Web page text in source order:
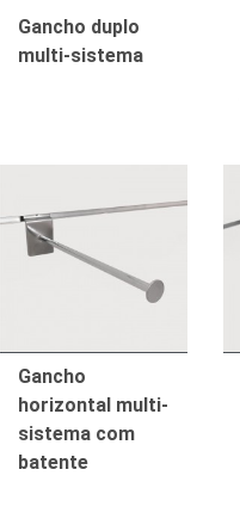
Gancho duplo
multi-sistema
Gancho
horizontal multi-
sistema com
batente